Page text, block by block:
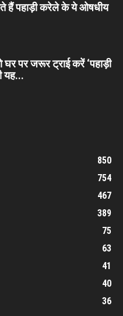
हैं पहाड़ी करेले के ये ओषधीय
घर पर जरूर ट्राई करें ‘पहाड़ी
यह...
850
754
467
389
75
63
41
40
36